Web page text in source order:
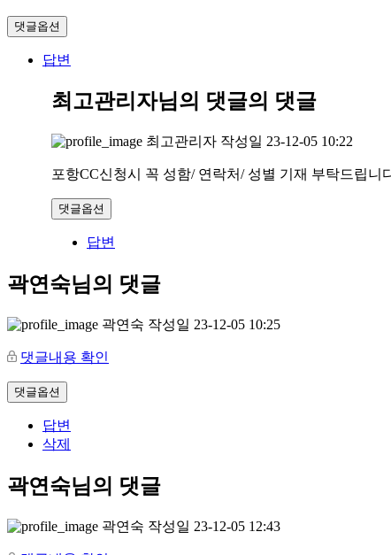
댓글옵션
답변
최고관리자님의 댓글의 댓글
최고관리자 작성일 23-12-05 10:22
포항CC신청시 꼭 성함/ 연락처/ 성별 기재 부탁드립니
댓글옵션
답변
곽연숙님의 댓글
곽연숙 작성일 23-12-05 10:25
댓글내용 확인
댓글옵션
답변
삭제
곽연숙님의 댓글
곽연숙 작성일 23-12-05 12:43